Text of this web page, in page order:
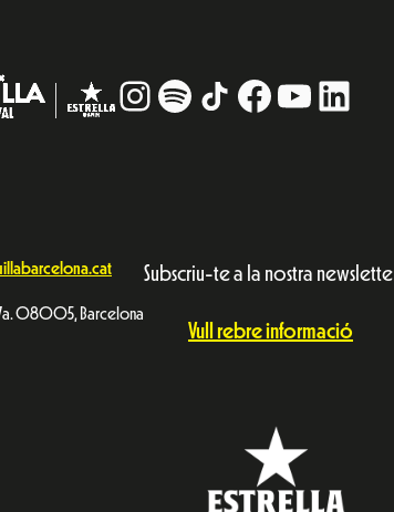
Instagram
# TikTokFacebook
YouTube
7a. 08005, Barcelona
Subscriu-te a la nostra
Vull rebre informació